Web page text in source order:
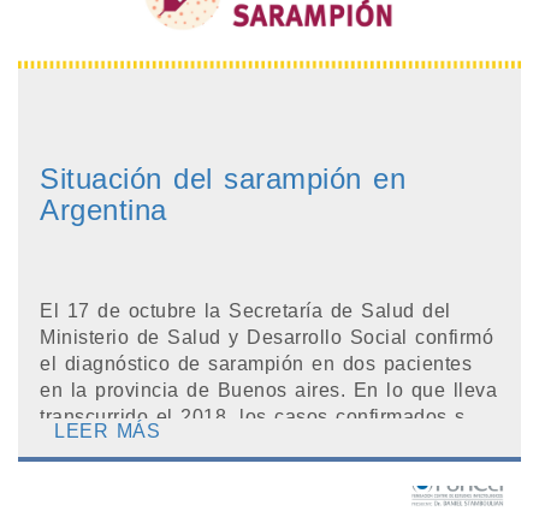
Situación del sarampión en
Argentina
El 17 de octubre la Secretaría de Salud del
Ministerio de Salud y Desarrollo Social confirmó
el diagnóstico de sarampión en dos pacientes
en la provincia de Buenos aires. En lo que lleva
transcurrido el 2018, los casos confirmados s...
LEER MÁS